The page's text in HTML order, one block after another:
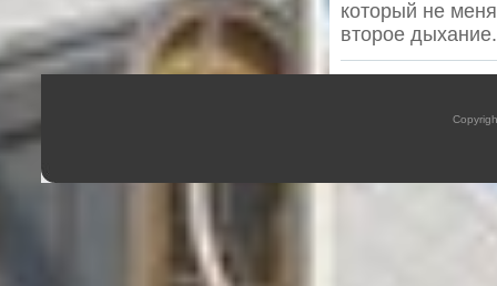
который не
второе дыхание.